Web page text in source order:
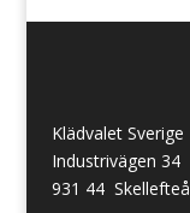
Klädvalet Sverige
Industrivägen 34
931 44 Skellefteå